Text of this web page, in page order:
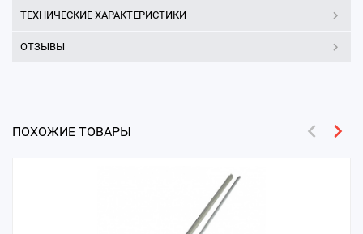
ТЕХНИЧЕСКИЕ ХАРАКТЕРИСТИКИ
ОТЗЫВЫ
ПОХОЖИЕ ТОВАРЫ